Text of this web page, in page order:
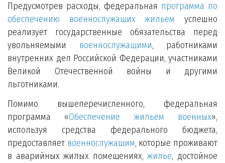
Предусмотрев расходы, федеральная программа по
обеспечению военнослужащих жильем успешно
реализует государственные обязательства перед
увольняемыми военнослужащими, работниками
внутренних дел Российской Федерации, участниками
Великой Отечественной войны и другими
льготниками.
Помимо вышеперечисленного, федеральная
программа «Обеспечение жильем военных»,
используя средства федерального бюджета,
предоставляет военнослужащим, которые проживают
в аварийных жилых помещениях,жилье, достойное